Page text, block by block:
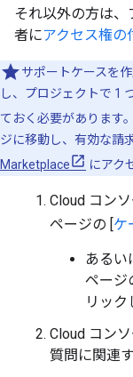
それ以外の方は
者にアクセス権の
サポートケースを
し、プロジェクトで 1
ておく必要があります
ジに移動し、有効な請
Marketplace
にアク
Cloud コン
ページの [ケ
あるい
ページ
リック
Cloud コン
質問に関連